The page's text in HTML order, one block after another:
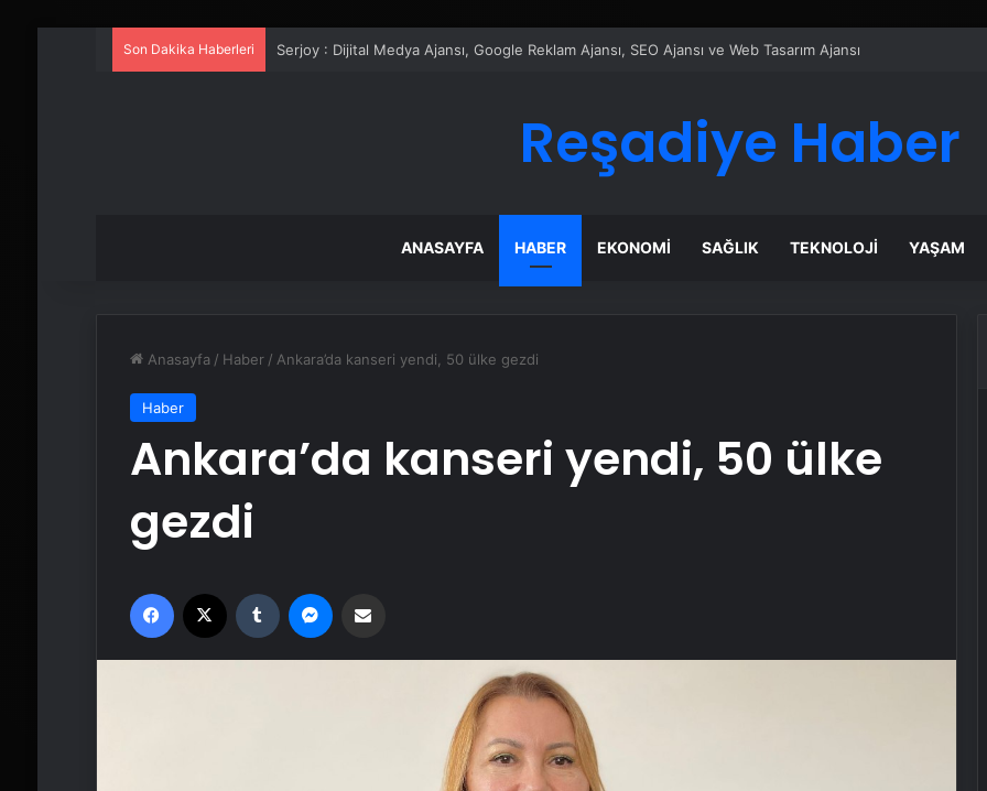
Son Dakika Haberleri UETDS Nedir ? Uetds.com İle Akıllı Dijital Taşımacılık Yazılımı
Reşadiye Haber
ANASAYFA HABER EKONOMI SAĞLIK TEKNOLOJI YAŞAM
Anasayfa / Haber / Ankara’da kanseri yendi, 50 ülke gezdi
Haber
Ankara’da kanseri yendi, 50 ülke
gezdi
Facebook Tumblr